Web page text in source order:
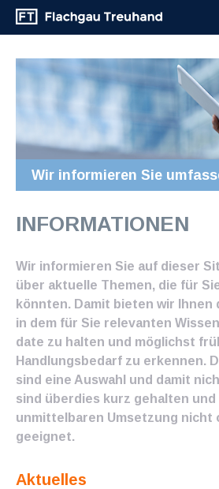
Wir informieren Sie
INFORMATIONEN
Wir informieren Sie auf dieser
über aktuelle Themen, die für
könnten. Damit bieten wir Ihnen
in dem für Sie relevanten
date zu halten und möglichst
Handlungsbedarf zu erkennen.
sind eine Auswahl und damit
sind überdies kurz gehalten und
unmittelbaren Umsetzung nicht
geeignet.
Aktuelles